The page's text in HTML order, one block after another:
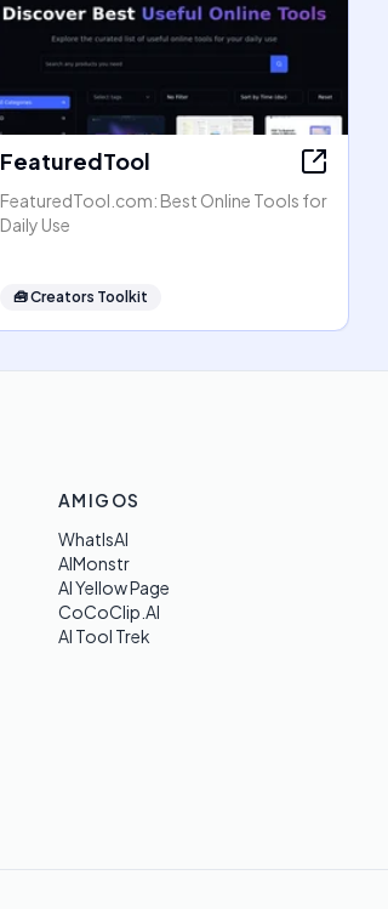
FeaturedTool
FeaturedTool.com: Best Online Tools for
Daily Use
🧰Creators Toolkit
AMIGOS
WhatIsAI
AIMonstr
AI Yellow Page
CoCoClip.AI
AI Tool Trek